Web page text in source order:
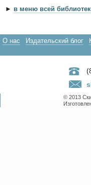
► в меню всей
О нас Издательский блог
© 2013